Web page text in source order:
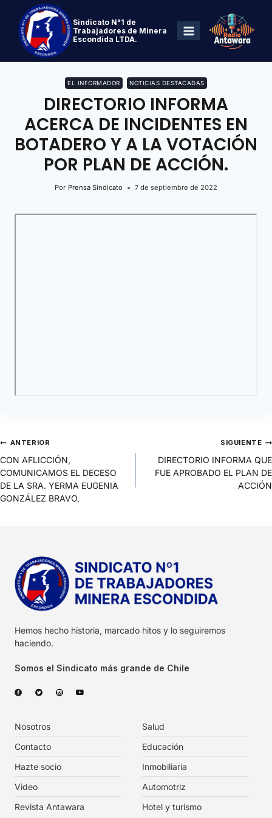
Sindicato N°1 de
Trabajadores de Minera
Escondida LTDA.
EL INFORMADOR NOTICIAS DESTACADAS
DIRECTORIO INFORMA
ACERCA DE INCIDENTES EN
BOTADERO Y A LA VOTACIÓN
POR PLAN DE ACCIÓN.
Por Prensa Sindicato 7 de septiembre de 2022
ANTERIOR
CON AFLICCIÓN,
COMUNICAMOS EL DECESO
DE LA SRA. YERMA EUGENIA
GONZÁLEZ BRAVO,
SIGUIENTE
DIRECTORIO INFORMA QUE
FUE APROBADO EL PLAN DE
ACCIÓN
Hemos hecho historia, marcado hitos y lo seguiremos
haciendo.
Somos el Sindicato más grande de Chile
Nosotros
Contacto
Hazte socio
Video
Revista Antawara
Salud
Educación
Inmobiliaria
Automotriz
Hotel y turismo